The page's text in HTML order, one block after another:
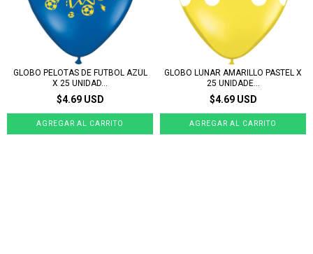
GLOBO PELOTAS DE FUTBOL AZUL
X 25 UNIDAD...
$4.69 USD
GLOBO LUNAR AMARILLO PASTEL X
25 UNIDADE...
$4.69 USD